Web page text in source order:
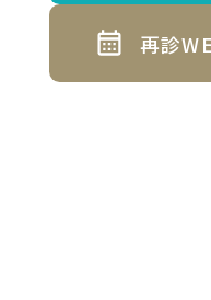
再診